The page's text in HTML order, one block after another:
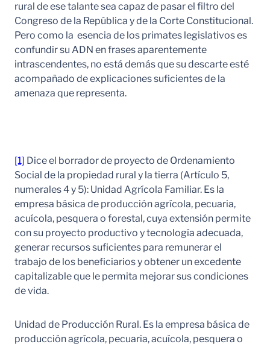
rural de ese talante sea capaz de pasar el filtro del
Congreso de la República y de la Corte Constitucional.
Pero como la esencia de los primates legislativos es
confundir su ADN en frases aparentemente
intrascendentes, no está demás que su descarte esté
acompañado de explicaciones suficientes de la
amenaza que representa.
[1] Dice el borrador de proyecto de Ordenamiento
Social de la propiedad rural y la tierra (Artículo 5,
numerales 4 y 5): Unidad Agrícola Familiar. Es la
empresa básica de producción agrícola, pecuaria,
acuícola, pesquera o forestal, cuya extensión permite
con su proyecto productivo y tecnología adecuada,
generar recursos suficientes para remunerar el
trabajo de los beneficiarios y obtener un excedente
capitalizable que le permita mejorar sus condiciones
de vida.
Unidad de Producción Rural. Es la empresa básica de
producción agrícola, pecuaria, acuícola, pesquera o